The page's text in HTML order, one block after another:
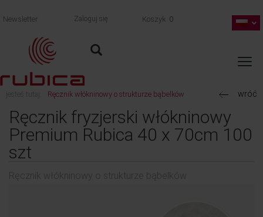
Newsletter Zaloguj się Koszyk 0
jesteś tutaj: Ręcznik włókninowy o strukturze bąbelków wróć
Ręcznik fryzjerski włókninowy
Premium Rubica 40 x 70cm 100
szt
Ręcznik włókninowy o strukturze bąbelków